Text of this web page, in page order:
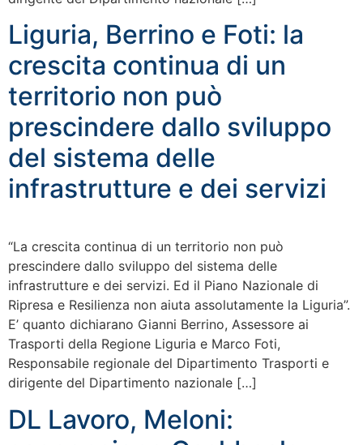
Liguria, Berrino e Foti: la
crescita continua di un
territorio non può
prescindere dallo sviluppo
del sistema delle
infrastrutture e dei servizi
“La crescita continua di un territorio non può
prescindere dallo sviluppo del sistema delle
infrastrutture e dei servizi. Ed il Piano Nazionale di
Ripresa e Resilienza non aiuta assolutamente la Liguria”.
E’ quanto dichiarano Gianni Berrino, Assessore ai
Trasporti della Regione Liguria e Marco Foti,
Responsabile regionale del Dipartimento Trasporti e
dirigente del Dipartimento nazionale […]
DL Lavoro, Meloni: